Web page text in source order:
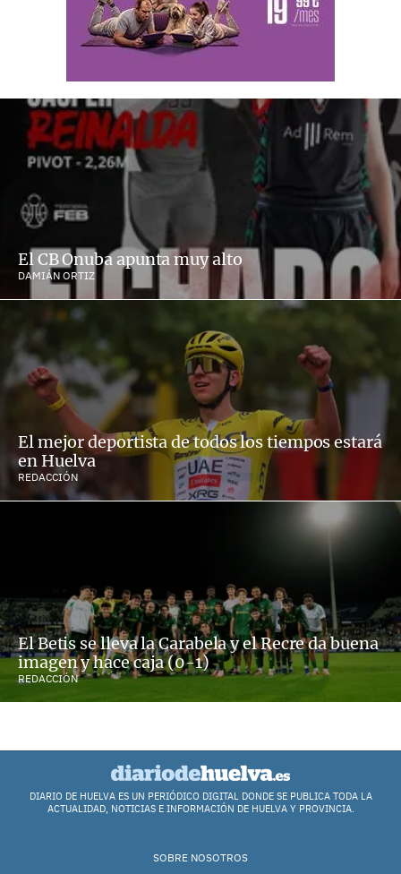
El CB Onuba apunta muy alto
DAMIÁN ORTIZ
El mejor deportista de todos los tiempos estará
en Huelva
REDACCIÓN
El Betis se lleva la Carabela y el Recre da buena
imagen y hace caja (0-1)
REDACCIÓN
DIARIO DE HUELVA ES UN PERIÓDICO DIGITAL DONDE SE PUBLICA TODA LA
ACTUALIDAD, NOTICIAS E INFORMACIÓN DE HUELVA Y PROVINCIA.
SOBRE NOSOTROS